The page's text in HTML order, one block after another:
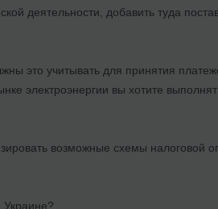
деятельности, добавить туда
это учитывать для принятия
электроэнергии вы хотите
возможные схемы налоговой
Украине?